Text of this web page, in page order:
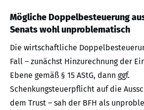
Mögliche Doppelbesteuerung
Senats wohl unproblematisch
Die wirtschaftliche
Fall – zunächst Hinzurechnung der
Ebene gemäß § 15 AStG, dann ggf.
Schenkungsteuerpflicht auf die
dem Trust – sah der BFH als